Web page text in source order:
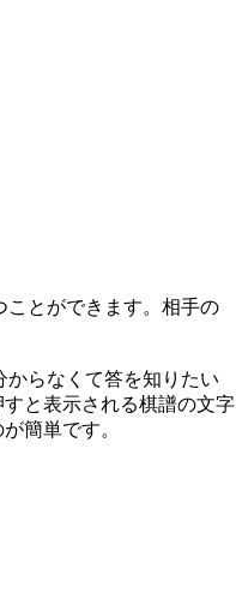
ことができます。相手の
からなくて答を知りたい
すと表示される棋譜の文字
簡単です。